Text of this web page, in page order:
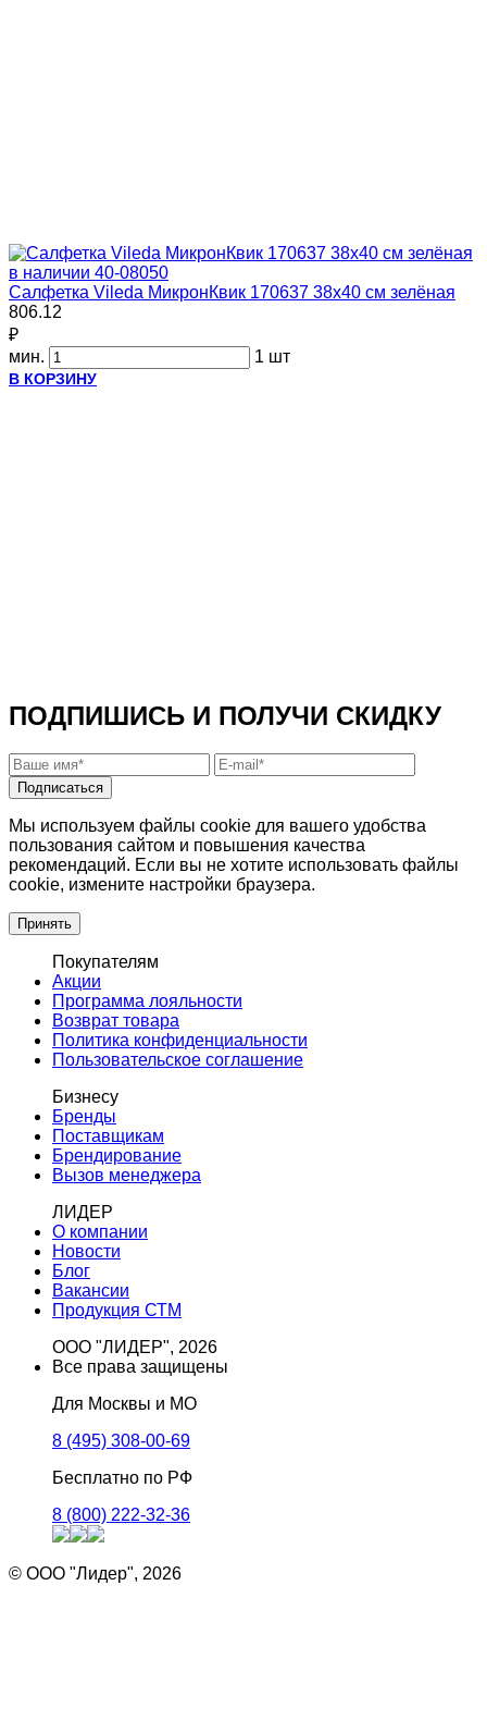
в наличии 40-08050
Салфетка Vileda МикронКвик 170637 38х40 см зелёная
806.12
₽
мин.
1 шт
В КОРЗИНУ
ПОДПИШИСЬ И ПОЛУЧИ СКИДКУ
Подписаться
Мы используем файлы cookie для вашего удобства
пользования сайтом и повышения качества
рекомендаций. Если вы не хотите использовать файлы
cookie, измените настройки браузера.
Принять
Покупателям
Акции
Программа лояльности
Возврат товара
Политика конфиденциальности
Пользовательское соглашение
Бизнесу
Бренды
Поставщикам
Брендирование
Вызов менеджера
ЛИДЕР
О компании
Новости
Блог
Вакансии
Продукция СТМ
ООО "ЛИДЕР", 2026
Все права защищены
Для Москвы и МО
8 (495) 308-00-69
Бесплатно по РФ
8 (800) 222-32-36
© ООО "Лидер", 2026